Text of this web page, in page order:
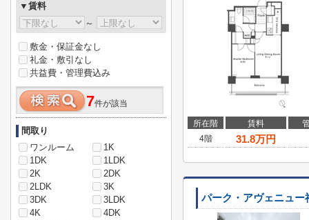
所在階 賃料
4階
31.8万円
パーク・アヴェニュー
▼賃料
～
敷金・保証金なし
礼金・敷引なし
共益費・管理費込み
7件が該当
間取り
ワンルーム
1K
1DK
1LDK
2K
2DK
2LDK
3K
3DK
3LDK
4K
4DK